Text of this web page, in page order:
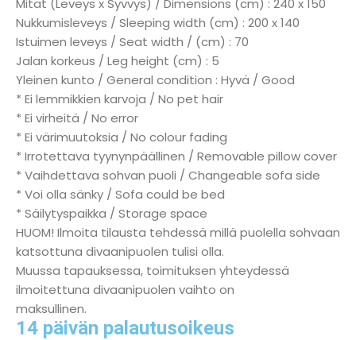
Mitat (Leveys x Syvvys) / Dimensions (cm) : 240 x 150
Nukkumisleveys / Sleeping width (cm) : 200 x 140
Istuimen leveys / Seat width / (cm) : 70
Jalan korkeus / Leg height (cm) : 5
Yleinen kunto / General condition : Hyvä / Good
* Ei lemmikkien karvoja / No pet hair
* Ei virheitä / No error
* Ei värimuutoksia / No colour fading
* Irrotettava tyynynpäällinen / Removable pillow cover
* Vaihdettava sohvan puoli / Changeable sofa side
* Voi olla sänky / Sofa could be bed
* Säilytyspaikka / Storage space
HUOM! Ilmoita tilausta tehdessä millä puolella sohvaan
katsottuna divaanipuolen tulisi olla.
Muussa tapauksessa, toimituksen yhteydessä
ilmoitettuna divaanipuolen vaihto on
maksullinen.
14 päivän palautusoikeus